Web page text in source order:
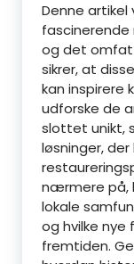
Denne
fascinerende
og det
sikrer, at
kan inspirere
udforske de
slottet unikt,
løsninger,
nærmere på,
lokale
og hvilke nye
fremtiden.